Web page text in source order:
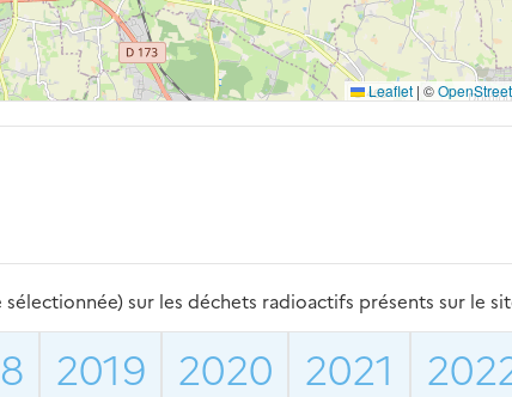
Leaflet | ©
sur les déchets radioactifs présents sur le
2019 2020 2021